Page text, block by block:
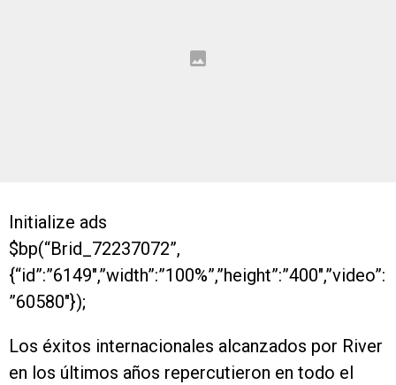
Initialize ads
$bp(“Brid_72237072”,
{“id”:”6149″,”width”:”100%”,”height”:”400″,”video”:
”60580″});
Los éxitos internacionales alcanzados por River
en los últimos años repercutieron en todo el